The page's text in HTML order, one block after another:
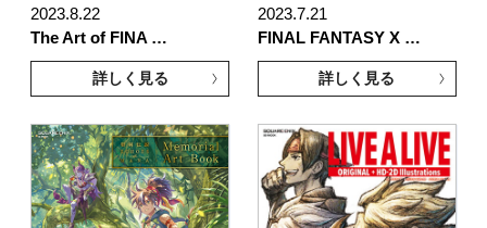
2023.8.22
The Art of FINA …
詳しく見る
2023.7.21
FINAL FANTASY X …
詳しく見る